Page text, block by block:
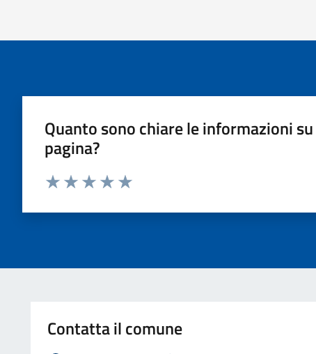
Quanto sono chiare le informazioni
pagina?
Contatta il comune